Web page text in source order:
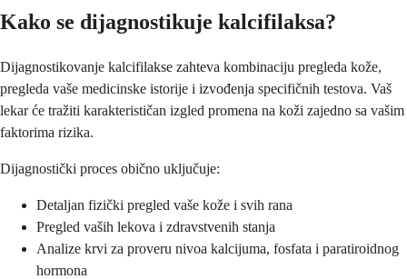
Kako se dijagnostikuje kalcifilaksa?
Dijagnostikovanje kalcifilakse zahteva kombinaciju pregleda kože,
pregleda vaše medicinske istorije i izvođenja specifičnih testova. Vaš
lekar će tražiti karakterističan izgled promena na koži zajedno sa vašim
faktorima rizika.
Dijagnostički proces obično uključuje:
Detaljan fizički pregled vaše kože i svih rana
Pregled vaših lekova i zdravstvenih stanja
Analize krvi za proveru nivoa kalcijuma, fosfata i paratiroidnog
hormona